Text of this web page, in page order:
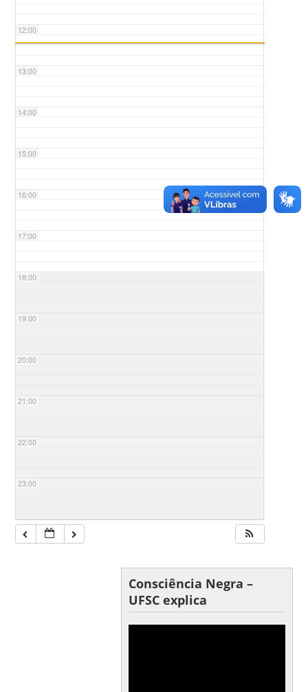
12:00
13:00
14:00
15:00
16:00
17:00
18:00
19:00
20:00
21:00
22:00
23:00
Consciência Negra –
UFSC explica